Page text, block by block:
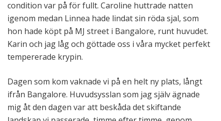
condition var på för fullt. Caroline huttrade natten
igenom medan Linnea hade lindat sin röda sjal, som
hon hade köpt på MJ street i Bangalore, runt huvudet.
Karin och jag låg och göttade oss i våra mycket perfekt
tempererade krypin.
Dagen som kom vaknade vi på en helt ny plats, långt
ifrån Bangalore. Huvudsysslan som jag själv ägnade
mig åt den dagen var att beskåda det skiftande